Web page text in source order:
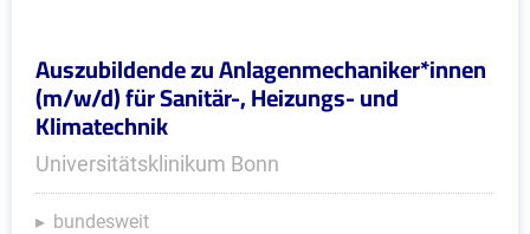
Auszubildende zu Anlagenmechaniker*innen
(m/w/d) für Sanitär-, Heizungs- und
Klimatechnik
Universitätsklinikum Bonn
bundesweit